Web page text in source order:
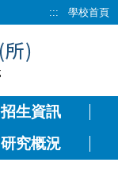
::: 學校首頁
招生資訊
研究概況